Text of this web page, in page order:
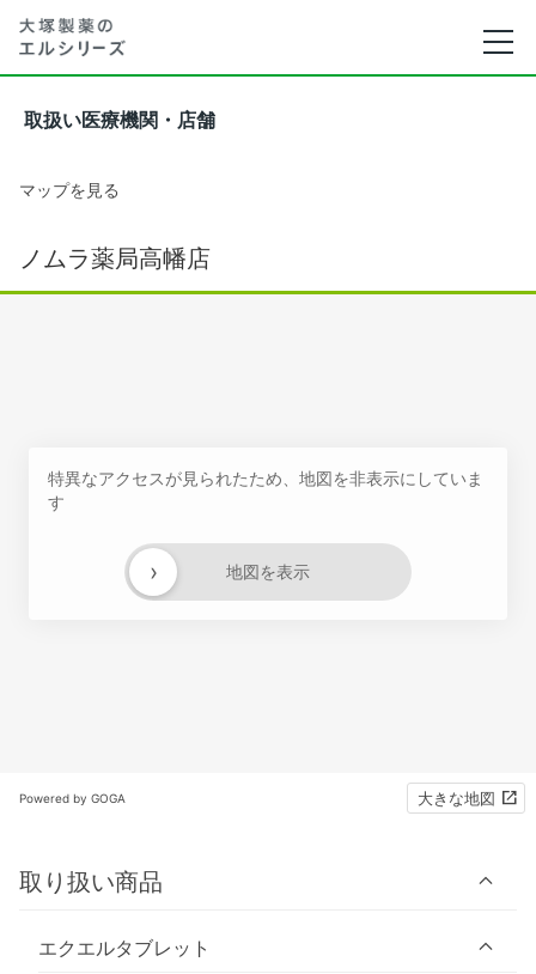
取扱い医療機関・店舗
マップを見る
ノムラ薬局高幡店
特異なアクセスが見られたため、地図を非表示にしていま
す
地図を表示
›
Powered by GOGA 大きな地図
取り扱い商品
エクエルタブレット